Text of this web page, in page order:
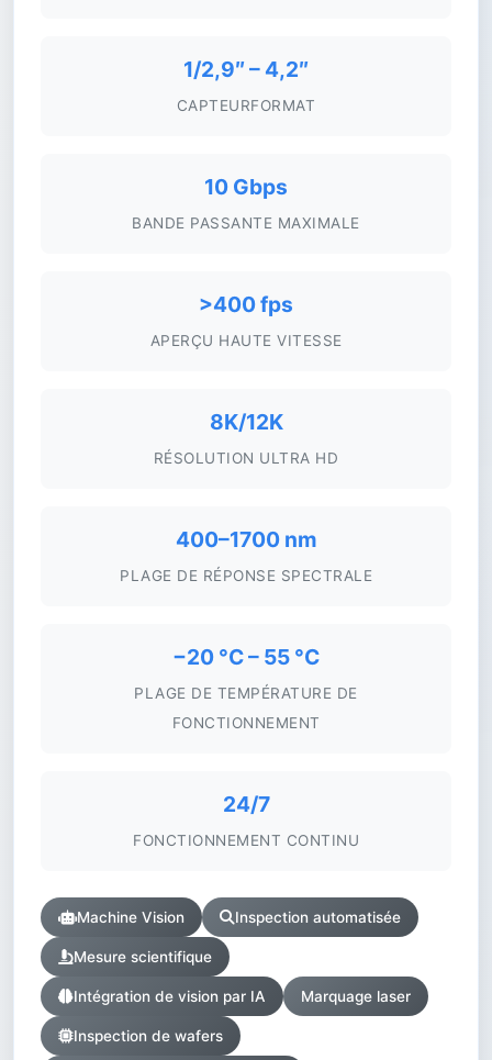
1/2,9″ – 4,2″
CAPTEURFORMAT
10 Gbps
BANDE PASSANTE MAXIMALE
>400 fps
APERÇU HAUTE VITESSE
8K/12K
RÉSOLUTION ULTRA HD
400–1700 nm
PLAGE DE RÉPONSE SPECTRALE
−20 °C – 55 °C
PLAGE DE TEMPÉRATURE DE
FONCTIONNEMENT
24/7
FONCTIONNEMENT CONTINU
Machine Vision Inspection automatisée
Mesure scientifique
Intégration de vision par IA Marquage laser
Inspection de wafers